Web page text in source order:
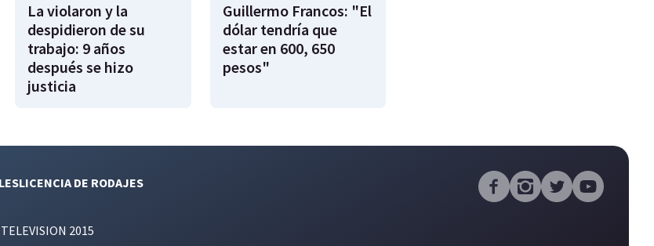
La violaron y la
despidieron de su
trabajo: 9 años
después se hizo
justicia
Guillermo Francos: "El
dólar tendría que
estar en 600, 650
pesos"
LICENCIA DE RODAJES
2015